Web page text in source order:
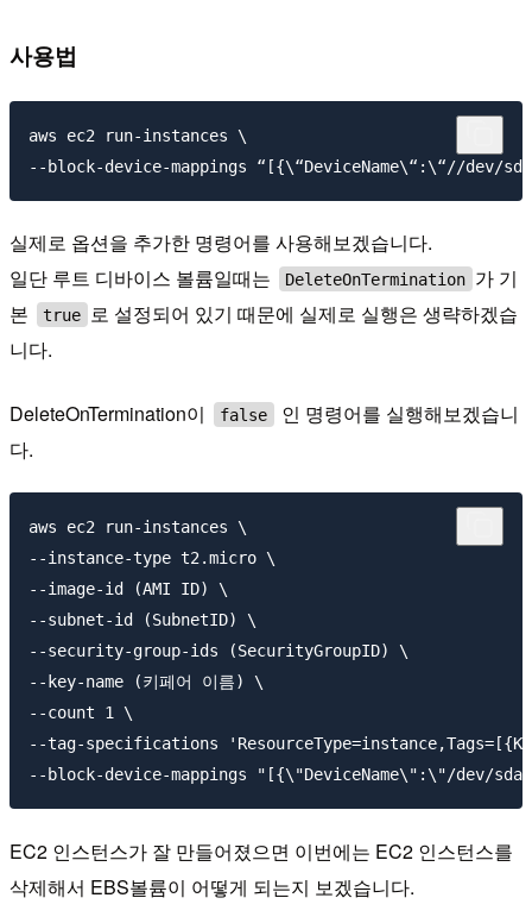
사용법
aws ec2 run-instances \
실제로 옵션을 추가한 명령어를 사용해보겠습니다.
일단 루트 디바이스 볼륨일때는
DeleteOnTermination 가 기
본
true 로 설정되어 있기 때문에 실제로 실행은 생략하겠습
니다.
DeleteOnTermination이 false
인 명령어를 실행해보겠습니
다.
aws ec2 run-instances \
--instance-type t2.micro \
--image-id (AMI ID) \
--subnet-id (SubnetID) \
--security-group-ids (SecurityGroupID) \
--key-name (키페어 이름) \
--count 1 \
--tag-specifications
EC2 인스턴스가 잘 만들어졌으면 이번에는 EC2 인스턴스를
삭제해서 EBS볼륨이 어떻게 되는지 보겠습니다.